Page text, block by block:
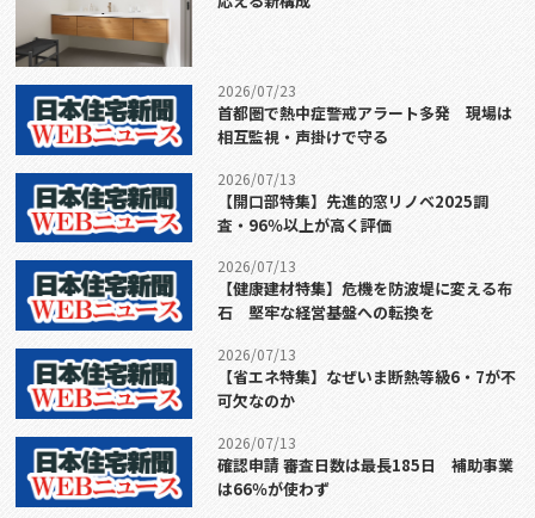
2026/07/23
首都圏で熱中症警戒アラート多発 現場は
相互監視・声掛けで守る
2026/07/13
【開口部特集】先進的窓リノベ2025調
査・96％以上が高く評価
2026/07/13
【健康建材特集】危機を防波堤に変える布
石 堅牢な経営基盤への転換を
2026/07/13
【省エネ特集】なぜいま断熱等級6・7が不
可欠なのか
2026/07/13
確認申請 審査日数は最長185日 補助事業
は66％が使わず